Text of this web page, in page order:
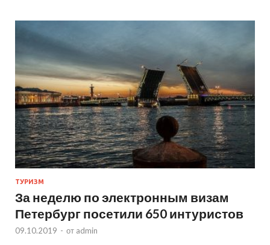
ТУРИЗМ
За неделю по электронным визам
Петербург посетили 650 интуристов
09.10.2019 - от admin